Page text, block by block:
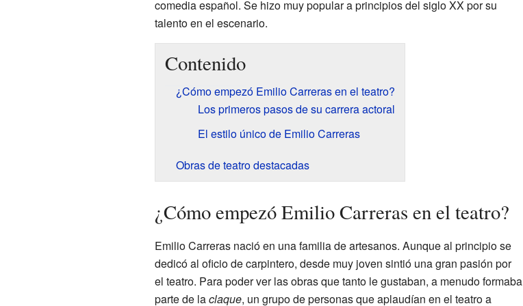
comedia español. Se hizo muy popular a principios del siglo XX por su
talento en el escenario.
Contenido
¿Cómo empezó Emilio Carreras en el teatro?
Los primeros pasos de su carrera actoral
El estilo único de Emilio Carreras
Obras de teatro destacadas
¿Cómo empezó Emilio Carreras en el teatro?
Emilio Carreras nació en una familia de artesanos. Aunque al principio se
dedicó al oficio de carpintero, desde muy joven sintió una gran pasión por
el teatro. Para poder ver las obras que tanto le gustaban, a menudo formaba
parte de laclaque, un grupo de personas que aplaudían en el teatro a